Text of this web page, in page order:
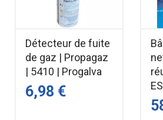
Détecteur de fuite
de gaz | Propagaz
| 5410 | Progalva
6,98 €